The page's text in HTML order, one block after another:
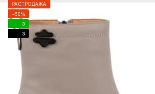
РАСПРОДАЖА
−50%
3
3